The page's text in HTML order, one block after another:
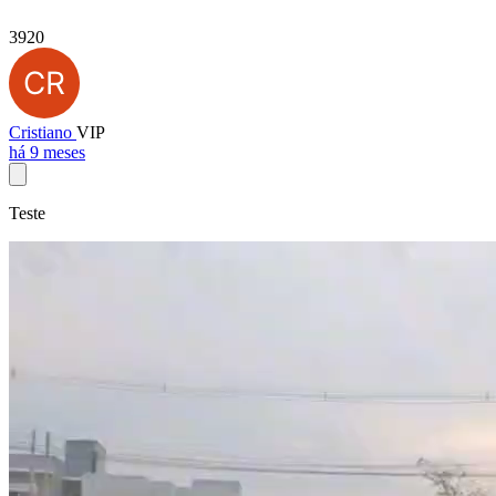
3920
Cristiano VIP
há 9 meses
Teste